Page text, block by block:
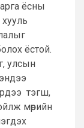
ёсны
ёстой.
улсын
тэгш,
мөрийн